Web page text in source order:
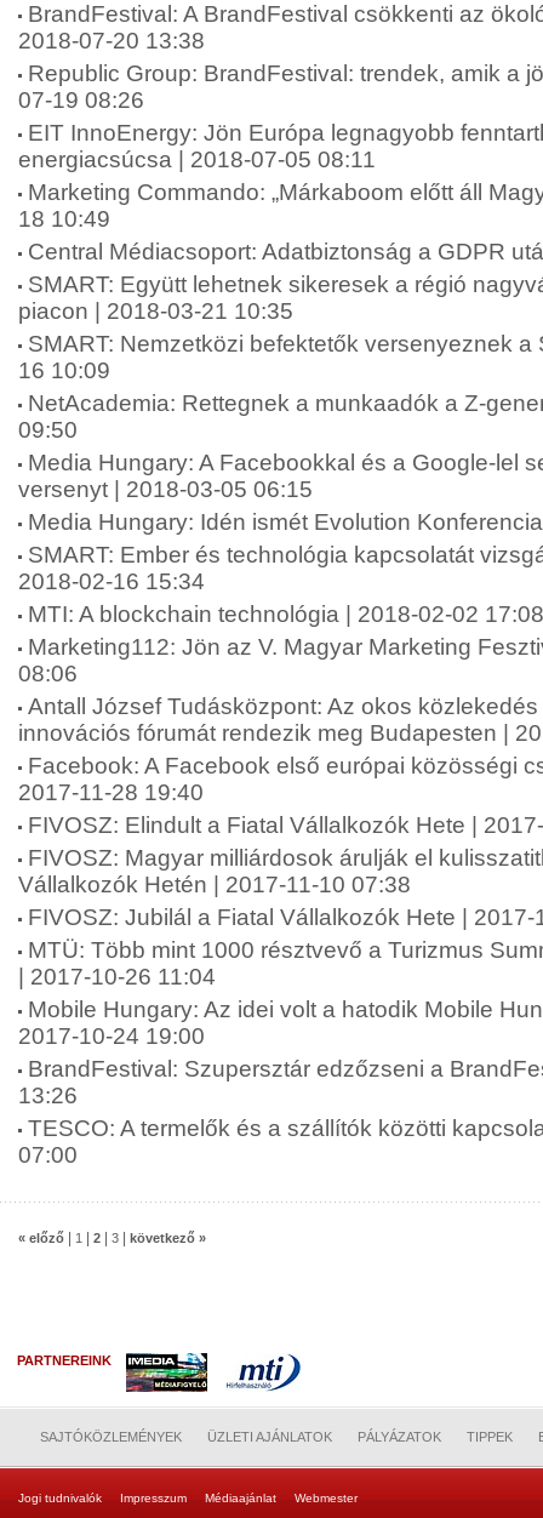
BrandFestival: A BrandFestival csökkenti az
2018-07-20 13:38
Republic Group: BrandFestival: trendek, amik a
07-19 08:26
EIT InnoEnergy: Jön Európa legnagyobb
energiacsúcsa | 2018-07-05 08:11
Marketing Commando: „Márkaboom előtt áll
18 10:49
Central Médiacsoport: Adatbiztonság a GDPR
SMART: Együtt lehetnek sikeresek a régió
piacon | 2018-03-21 10:35
SMART: Nemzetközi befektetők versenyeznek a
16 10:09
NetAcademia: Rettegnek a munkaadók a Z-
09:50
Media Hungary: A Facebookkal és a Google-lel
versenyt | 2018-03-05 06:15
Media Hungary: Idén ismét Evolution
SMART: Ember és technológia kapcsolatát
2018-02-16 15:34
MTI: A blockchain technológia | 2018-02-02 17:08
Marketing112: Jön az V. Magyar Marketing
08:06
Antall József Tudásközpont: Az okos
innovációs fórumát rendezik meg Budapesten |
Facebook: A Facebook első európai közösségi
2017-11-28 19:40
FIVOSZ: Elindult a Fiatal Vállalkozók Hete |
FIVOSZ: Magyar milliárdosok árulják el
Vállalkozók Hetén | 2017-11-10 07:38
FIVOSZ: Jubilál a Fiatal Vállalkozók Hete | 2017-
MTÜ: Több mint 1000 résztvevő a Turizmus
| 2017-10-26 11:04
Mobile Hungary: Az idei volt a hatodik Mobile
2017-10-24 19:00
BrandFestival: Szupersztár edzőzseni a
13:26
TESCO: A termelők és a szállítók közötti
07:00
« előző 1 2 3 következő »
PARTNEREINK
SAJTÓKÖZLEMÉNYEK ÜZLETI AJÁNLATOK PÁLYÁZATOK TIPPEK
Jogi tudnivalók Impresszum Médiaajánlat Webmester